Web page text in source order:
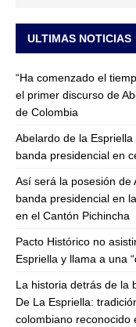
ULTIMAS NOTICIAS
“Ha comenzado el
el primer discurso de
de Colombia
Abelardo de la
banda presidencial en
Así será la posesión de
banda presidencial en
en el Cantón Pichincha
Pacto Histórico no
Espriella y llama a una
La historia detrás de la
De La Espriella:
colombiano reconocido